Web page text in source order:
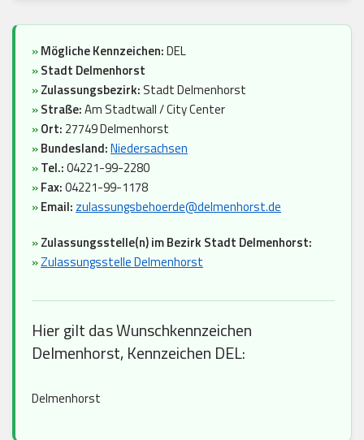
»Mögliche Kennzeichen:DEL
»Stadt Delmenhorst
»Zulassungsbezirk: Stadt Delmenhorst
»Straße:Am Stadtwall / City Center
»Ort: 27749 Delmenhorst
»Bundesland:Niedersachsen
»Tel.:04221-99-2280
»Fax:04221-99-1178
»Email: zulassungsbehoerde@delmenhorst.de
»Zulassungsstelle(n) im Bezirk Stadt Delmenhorst:
»Zulassungsstelle Delmenhorst
Hier gilt das Wunschkennzeichen
Delmenhorst, Kennzeichen DEL:
Delmenhorst